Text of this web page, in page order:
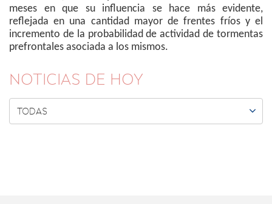
meses en que su influencia se hace más evidente,
reflejada en una cantidad mayor de frentes fríos y el
incremento de la probabilidad de actividad de tormentas
prefrontales asociada a los mismos.
NOTICIAS DE HOY
TODAS 